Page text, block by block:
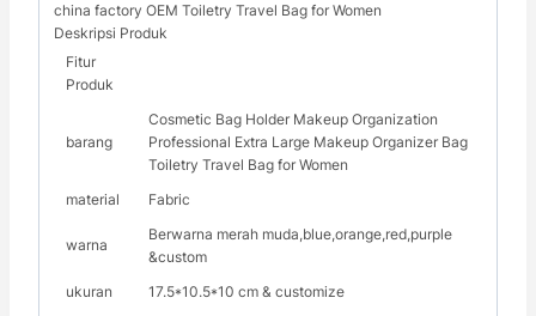
china factory OEM Toiletry Travel Bag for Women
Deskripsi Produk
Fitur
Produk
barang
Cosmetic Bag Holder Makeup Organization
Professional Extra Large Makeup Organizer Bag
Toiletry Travel Bag for Women
material
Fabric
warna
Berwarna merah muda,blue,orange,red,purple
&custom
ukuran
17.5*10.5*10 cm & customize